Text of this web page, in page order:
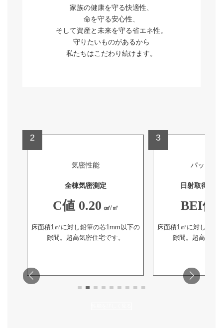
家族の健康を守る快適性、
命を守る安心性、
そして資産と未来を守る省エネ性。
守りたいものがあるから
私たちはこだわり続けます。